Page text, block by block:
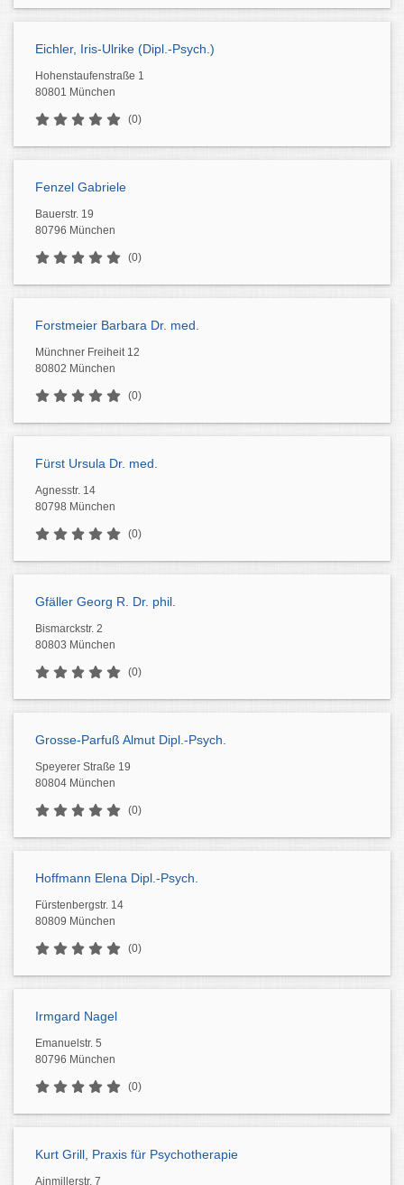
Eichler, Iris-Ulrike (Dipl.-Psych.)
Hohenstaufenstraße 1
80801 München
(0)
Fenzel Gabriele
Bauerstr. 19
80796 München
(0)
Forstmeier Barbara Dr. med.
Münchner Freiheit 12
80802 München
(0)
Fürst Ursula Dr. med.
Agnesstr. 14
80798 München
(0)
Gfäller Georg R. Dr. phil.
Bismarckstr. 2
80803 München
(0)
Grosse-Parfuß Almut Dipl.-Psych.
Speyerer Straße 19
80804 München
(0)
Hoffmann Elena Dipl.-Psych.
Fürstenbergstr. 14
80809 München
(0)
Irmgard Nagel
Emanuelstr. 5
80796 München
(0)
Kurt Grill, Praxis für Psychotherapie
Ainmillerstr. 7